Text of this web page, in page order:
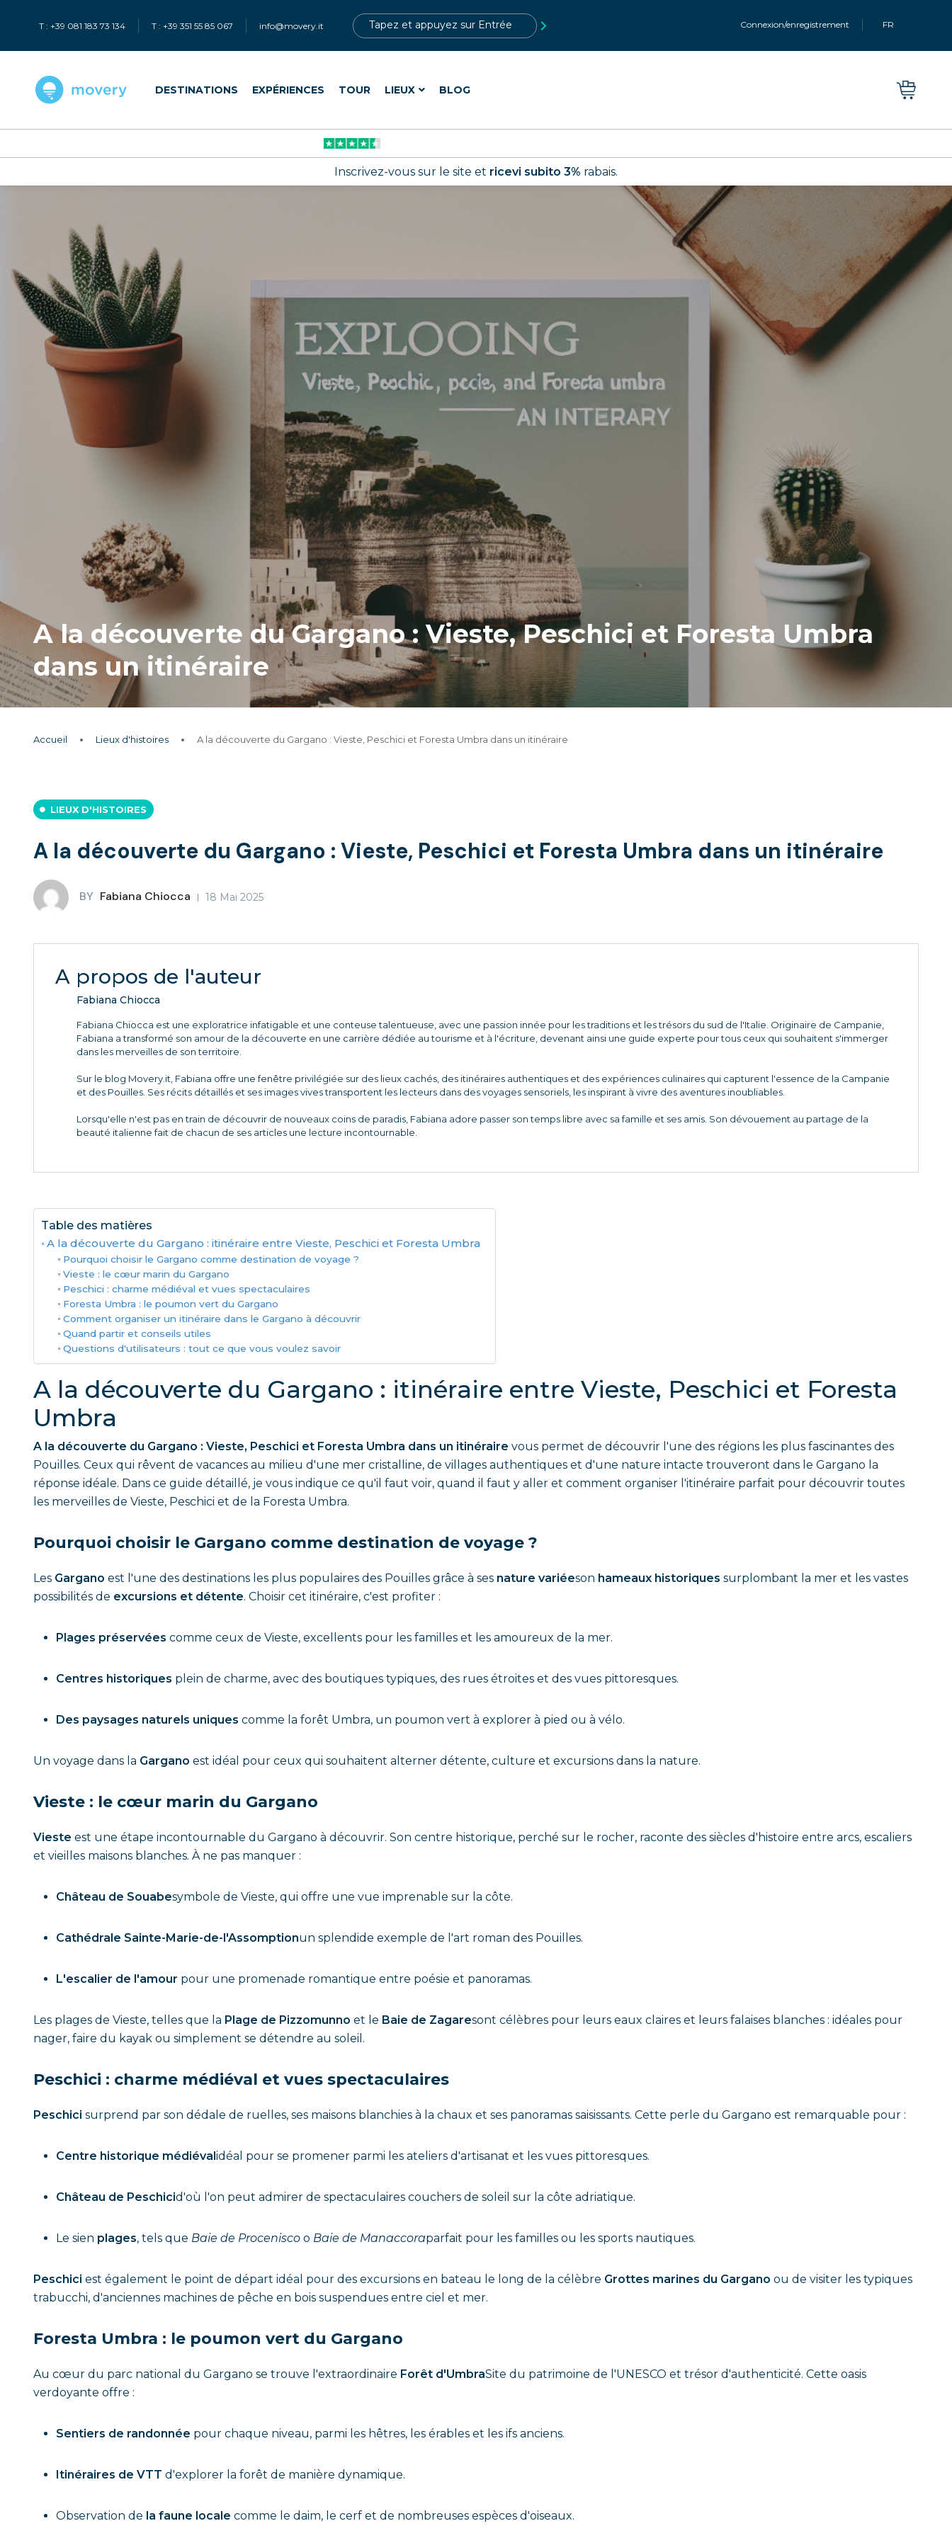
T : +39 081 183 73 134 T : +39 351 55 85 067 info@movery.it Connexion/enregistrement FR
DESTINATIONS EXPÉRIENCES TOUR LIEUX BLOG
Inscrivez-vous sur le site et ricevi subito 3% rabais.
A la découverte du Gargano : Vieste, Peschici et Foresta Umbra
dans un itinéraire
Accueil Lieux d'histoires A la découverte du Gargano : Vieste, Peschici et Foresta Umbra dans un itinéraire
LIEUX D'HISTOIRES
A la découverte du Gargano : Vieste, Peschici et Foresta Umbra dans un itinéraire
BY Fabiana Chiocca 18 Mai 2025
A propos de l'auteur
Fabiana Chiocca
Fabiana Chiocca est une exploratrice infatigable et une conteuse talentueuse, avec une passion innée pour les traditions et les trésors du sud de l'Italie. Originaire de Campanie,
Fabiana a transformé son amour de la découverte en une carrière dédiée au tourisme et à l'écriture, devenant ainsi une guide experte pour tous ceux qui souhaitent s'immerger
dans les merveilles de son territoire.
Sur le blog Movery.it, Fabiana offre une fenêtre privilégiée sur des lieux cachés, des itinéraires authentiques et des expériences culinaires qui capturent l'essence de la Campanie
et des Pouilles. Ses récits détaillés et ses images vives transportent les lecteurs dans des voyages sensoriels, les inspirant à vivre des aventures inoubliables.
Lorsqu'elle n'est pas en train de découvrir de nouveaux coins de paradis, Fabiana adore passer son temps libre avec sa famille et ses amis. Son dévouement au partage de la
beauté italienne fait de chacun de ses articles une lecture incontournable.
Table des matières
A la découverte du Gargano : itinéraire entre Vieste, Peschici et Foresta Umbra
Pourquoi choisir le Gargano comme destination de voyage ?
Vieste : le cœur marin du Gargano
Peschici : charme médiéval et vues spectaculaires
Foresta Umbra : le poumon vert du Gargano
Comment organiser un itinéraire dans le Gargano à découvrir
Quand partir et conseils utiles
Questions d'utilisateurs : tout ce que vous voulez savoir
A la découverte du Gargano : itinéraire entre Vieste, Peschici et Foresta
Umbra
A la découverte du Gargano : Vieste, Peschici et Foresta Umbra dans un itinéraire vous permet de découvrir l'une des régions les plus fascinantes des
Pouilles. Ceux qui rêvent de vacances au milieu d'une mer cristalline, de villages authentiques et d'une nature intacte trouveront dans le Gargano la
réponse idéale. Dans ce guide détaillé, je vous indique ce qu'il faut voir, quand il faut y aller et comment organiser l'itinéraire parfait pour découvrir toutes
les merveilles de Vieste, Peschici et de la Foresta Umbra.
Pourquoi choisir le Gargano comme destination de voyage ?
Les Gargano est l'une des destinations les plus populaires des Pouilles grâce à ses nature variéeson hameaux historiques surplombant la mer et les vastes
possibilités de excursions et détente. Choisir cet itinéraire, c'est profiter :
Plages préservées comme ceux de Vieste, excellents pour les familles et les amoureux de la mer.
Centres historiques plein de charme, avec des boutiques typiques, des rues étroites et des vues pittoresques.
Des paysages naturels uniques comme la forêt Umbra, un poumon vert à explorer à pied ou à vélo.
Un voyage dans la Gargano est idéal pour ceux qui souhaitent alterner détente, culture et excursions dans la nature.
Vieste : le cœur marin du Gargano
Vieste est une étape incontournable du Gargano à découvrir. Son centre historique, perché sur le rocher, raconte des siècles d'histoire entre arcs, escaliers
et vieilles maisons blanches. À ne pas manquer :
Château de Souabesymbole de Vieste, qui offre une vue imprenable sur la côte.
Cathédrale Sainte-Marie-de-l'Assomptionun splendide exemple de l'art roman des Pouilles.
L'escalier de l'amour pour une promenade romantique entre poésie et panoramas.
Les plages de Vieste, telles que la Plage de Pizzomunno et le Baie de Zagaresont célèbres pour leurs eaux claires et leurs falaises blanches : idéales pour
nager, faire du kayak ou simplement se détendre au soleil.
Peschici : charme médiéval et vues spectaculaires
Peschici surprend par son dédale de ruelles, ses maisons blanchies à la chaux et ses panoramas saisissants. Cette perle du Gargano est remarquable pour :
Centre historique médiévalidéal pour se promener parmi les ateliers d'artisanat et les vues pittoresques.
Château de Peschicid'où l'on peut admirer de spectaculaires couchers de soleil sur la côte adriatique.
Le sien plages, tels que Baie de Procenisco o Baie de Manaccoraparfait pour les familles ou les sports nautiques.
Peschici est également le point de départ idéal pour des excursions en bateau le long de la célèbre Grottes marines du Gargano ou de visiter les typiques
trabucchi, d'anciennes machines de pêche en bois suspendues entre ciel et mer.
Foresta Umbra : le poumon vert du Gargano
Au cœur du parc national du Gargano se trouve l'extraordinaire Forêt d'UmbraSite du patrimoine de l'UNESCO et trésor d'authenticité. Cette oasis
verdoyante offre :
Sentiers de randonnée pour chaque niveau, parmi les hêtres, les érables et les ifs anciens.
Itinéraires de VTT d'explorer la forêt de manière dynamique.
Observation de la faune locale comme le daim, le cerf et de nombreuses espèces d'oiseaux.